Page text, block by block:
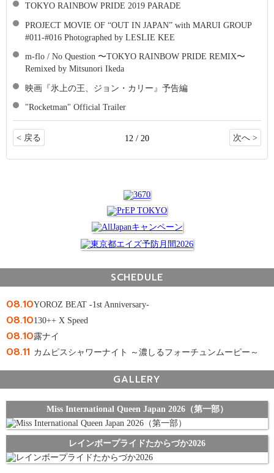
TOKYO RAINBOW PRIDE 2019 PARADE
PROJECT MOVIE OF “OUT IN JAPAN” with MARUI GROUP
#011-#016 Photographed by LESLIE KEE
m-flo / No Question 〜TOKYO RAINBOW PRIDE REMIX〜
Remixed by Mitsunori Ikeda
映画『氷上の王、ジョン・カリー』予告編
"Rocketman" Official Trailer
< 戻る 12 / 20 次へ >
SCHEDULE
08.10YOROZ BEAT -1st Anniversary-
08.10130++ X Speed
08.10露ナイ
08.11 カムピスシャワーナイト ～濃しるフォーチュンムーピー～
GALLERY
Miss International Queen Japan 2026（第一部）
レインボープライドたからづか2026